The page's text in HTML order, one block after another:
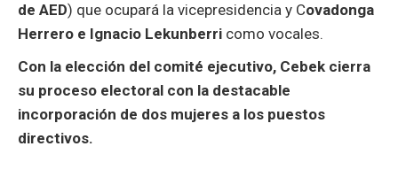
de AED) que ocupará la vicepresidencia y Covadonga
Herrero e Ignacio Lekunberri como vocales.
Con la elección del comité ejecutivo, Cebek cierra
su proceso electoral con la destacable
incorporación de dos mujeres a los puestos
directivos.